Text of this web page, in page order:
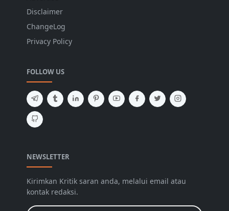
Disclaimer
ChangeLog
Privacy Policy
FOLLOW US
NEWSLETTER
Kirimkan Kritik saran anda, melalui email atau
kontak redaksi.